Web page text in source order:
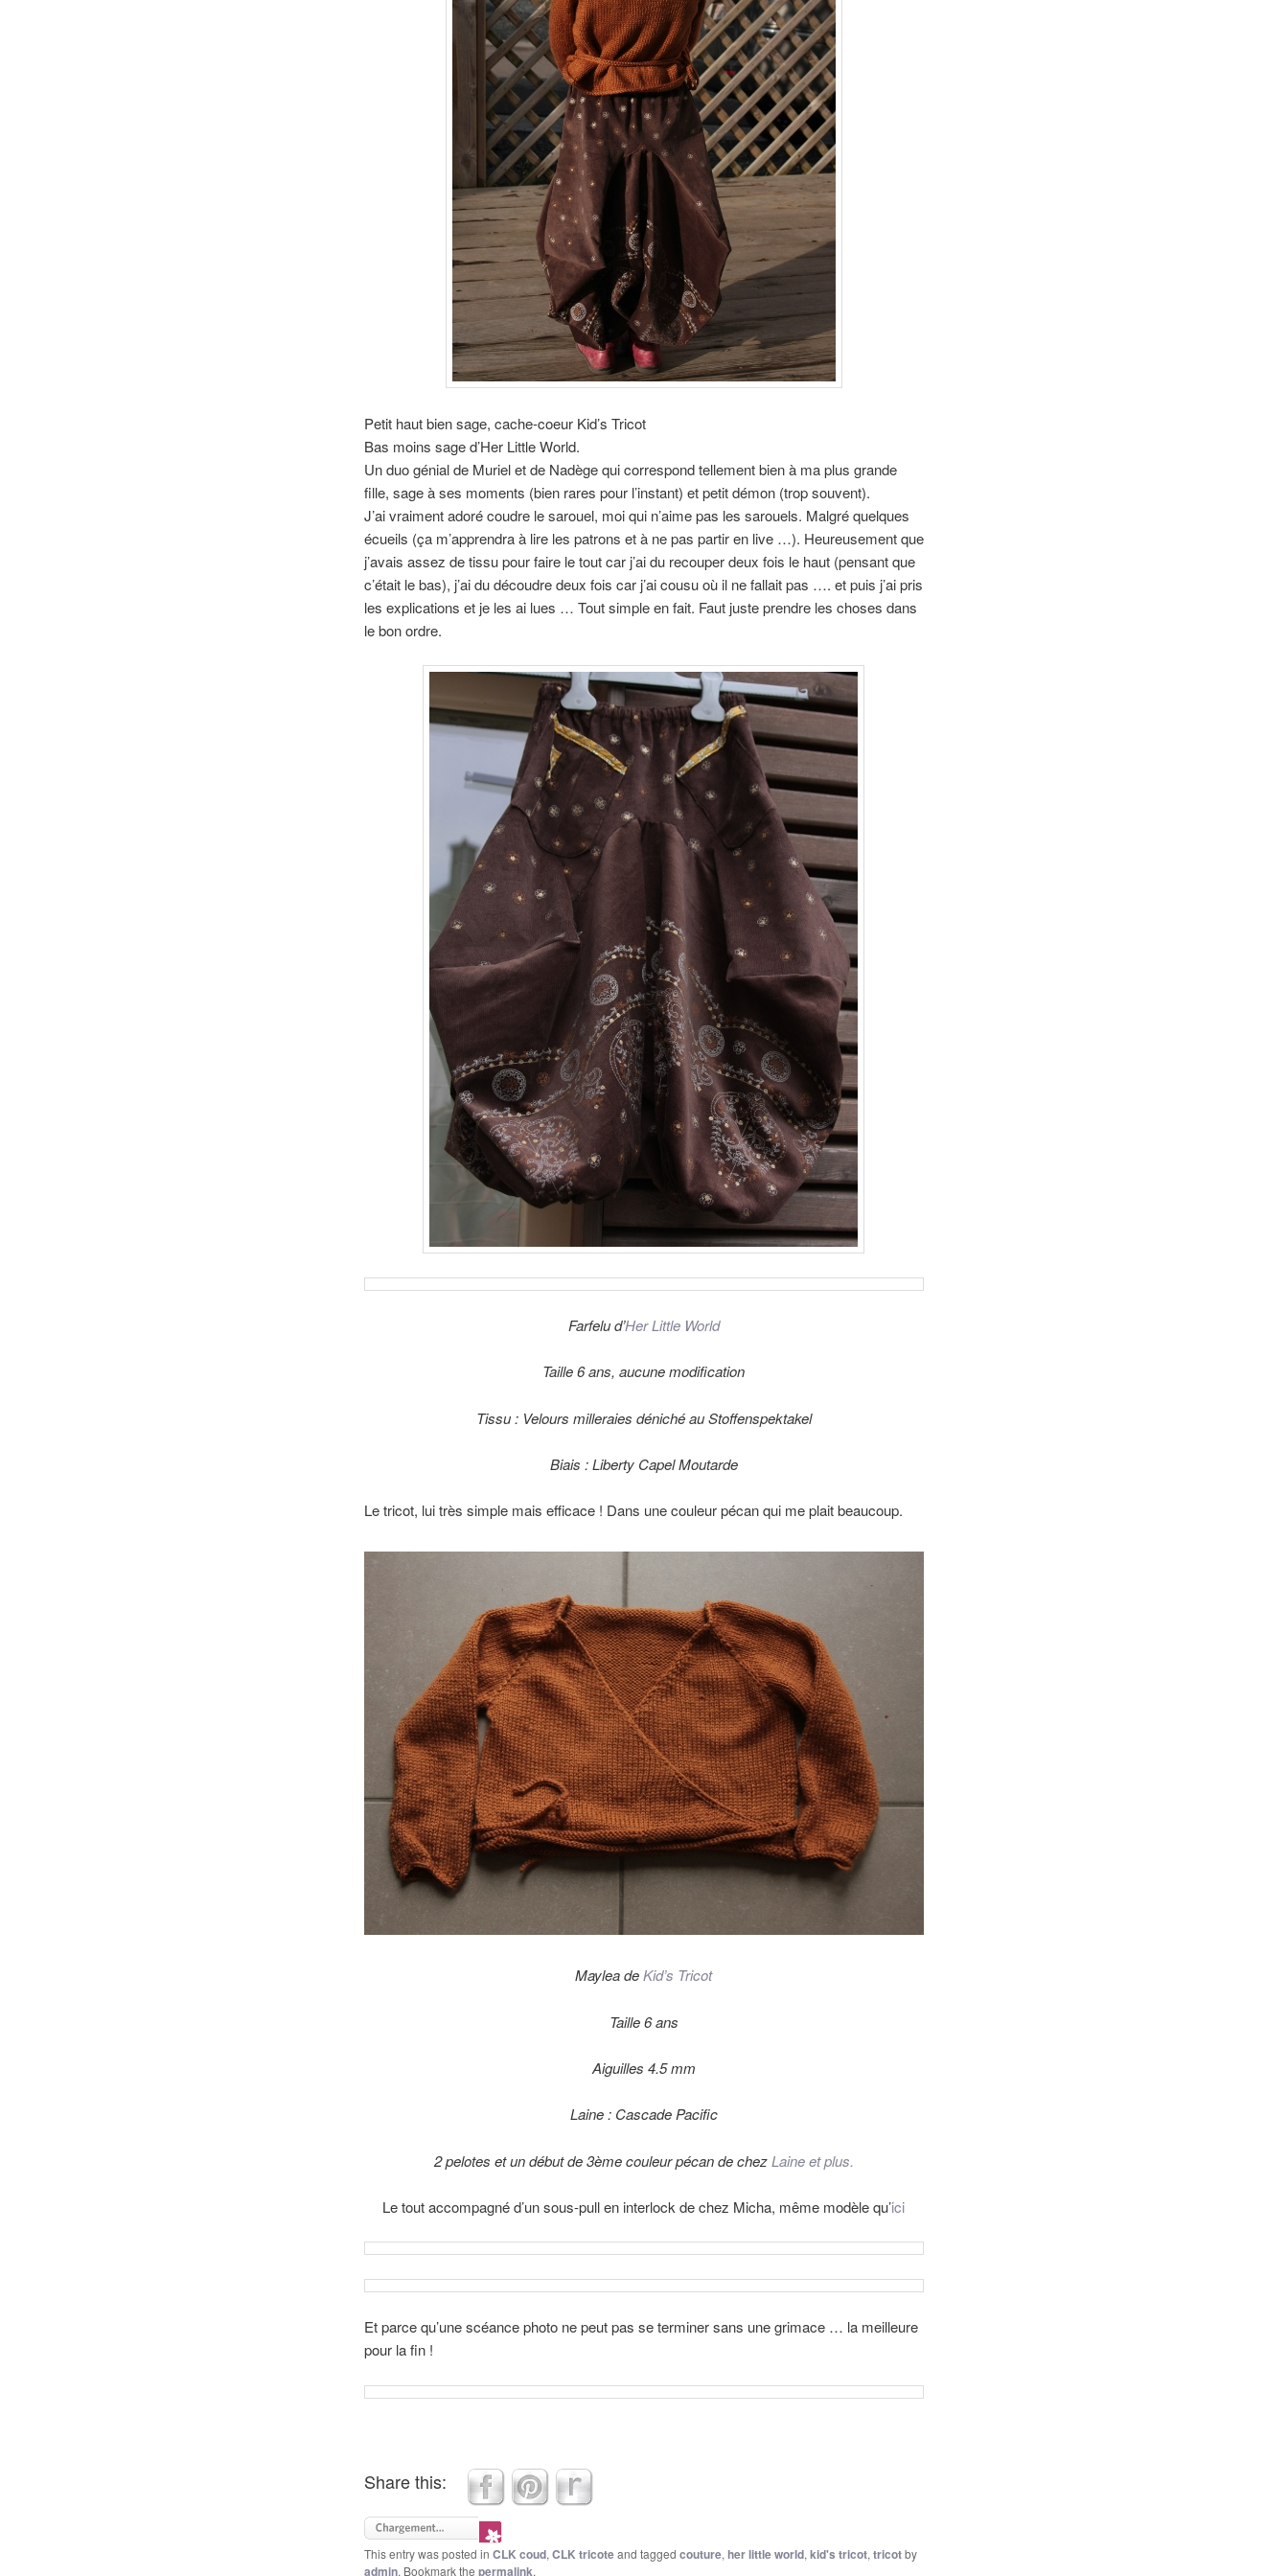
Petit haut bien sage, cache-coeur Kid’s Tricot
Bas moins sage d’Her Little World.
Un duo génial de Muriel et de Nadège qui correspond tellement bien à ma plus grande
fille, sage à ses moments (bien rares pour l’instant) et petit démon (trop souvent).
J’ai vraiment adoré coudre le sarouel, moi qui n’aime pas les sarouels. Malgré quelques
écueils (ça m’apprendra à lire les patrons et à ne pas partir en live …). Heureusement que
j’avais assez de tissu pour faire le tout car j’ai du recouper deux fois le haut (pensant que
c’était le bas), j’ai du découdre deux fois car j’ai cousu où il ne fallait pas …. et puis j’ai pris
les explications et je les ai lues … Tout simple en fait. Faut juste prendre les choses dans
le bon ordre.
Farfelu d’Her Little World
Taille 6 ans, aucune modification
Tissu : Velours milleraies déniché au Stoffenspektakel
Biais : Liberty Capel Moutarde
Le tricot, lui très simple mais efficace ! Dans une couleur pécan qui me plait beaucoup.
Maylea deKid’s Tricot
Taille 6 ans
Aiguilles 4.5 mm
Laine : Cascade Pacific
2 pelotes et un début de 3ème couleur pécan de chezLaine et plus.
Le tout accompagné d’un sous-pull en interlock de chez Micha, même modèle qu’ici
Et parce qu’une scéance photo ne peut pas se terminer sans une grimace … la meilleure
pour la fin !
Share this:
This entry was posted in CLK coud, CLK tricoteand tagged couture, her little world, kid's tricot, tricotby
admin. Bookmark the permalink.